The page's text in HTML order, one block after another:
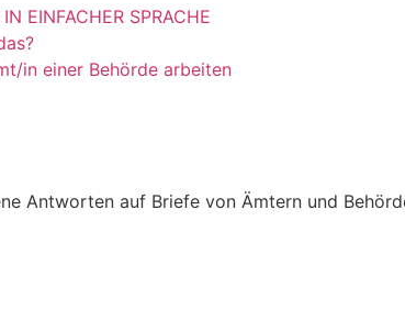
EINFACHER SPRACHE
in einer Behörde arbeiten
Antworten auf Briefe von Ämtern und